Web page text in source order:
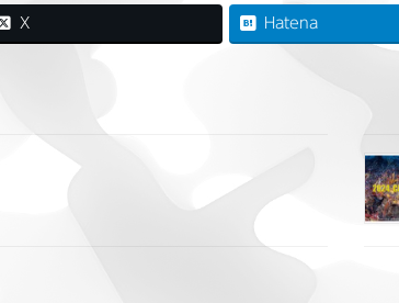
X Hatena